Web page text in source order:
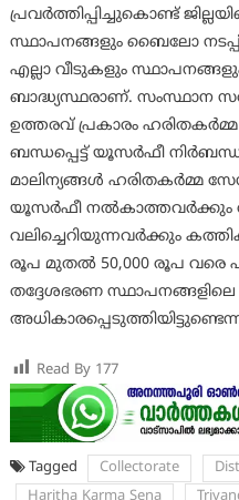
പ്രവര്‍ത്തിപ്പിച്ചുകൊണ്ട്
സ്ഥാപനങ്ങളും ബൈലോ
എല്ലാ വീടുകളും
ബാദ്ധ്യസ്ഥരാണ്. സംസ്ഥാന
ഉത്തരവ് പ്രകാരം
ബന്ധപ്പെട്ട് യൂസര്‍ഫീ
മാലിന്യങ്ങള്‍ ഹരിതകര്‍മ്മ
യൂസര്‍ഫീ നല്‍കാത്തവര്‍ക്കും
വലിച്ചെറിയുന്നവര്‍ക്കും
രൂപ മുതല്‍ 50,000 രൂപ
തദ്ദേശഭരണ സ്ഥാപനങ്ങളിലെ
Read By 177
Tagged Collectorate
Haritha Karma Sena